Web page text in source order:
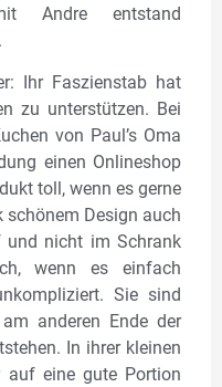
Andre entstand
Ihr Faszienstab hat
zu unterstützen. Bei
von Paul’s Oma
einen Onlineshop
toll, wenn es gerne
schönem Design auch
und nicht im Schrank
wenn es einfach
Sie sind
anderen Ende der
In ihrer kleinen
auf eine gute Portion